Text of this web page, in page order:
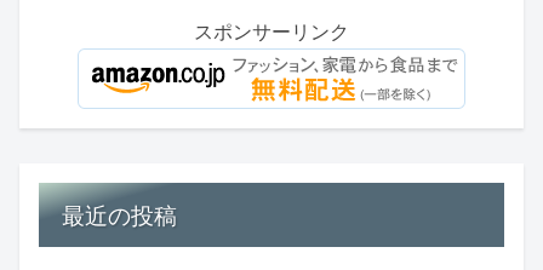
スポンサーリンク
最近の投稿